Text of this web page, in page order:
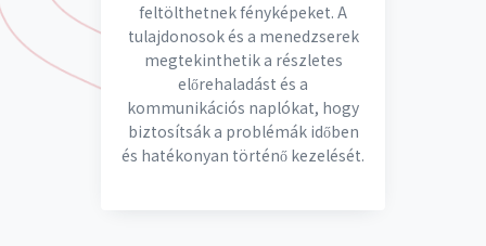
feltölthetnek fényképeket. A
tulajdonosok és a menedzserek
megtekinthetik a részletes
előrehaladást és a
kommunikációs naplókat, hogy
biztosítsák a problémák időben
és hatékonyan történő kezelését.